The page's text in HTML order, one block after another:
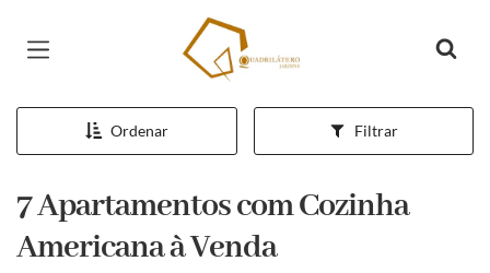
Página inicial
Ordenar Filtrar
7 Apartamentos com Cozinha
Americana à Venda